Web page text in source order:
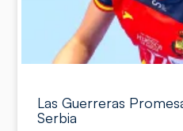
Las Guerreras
Serbia